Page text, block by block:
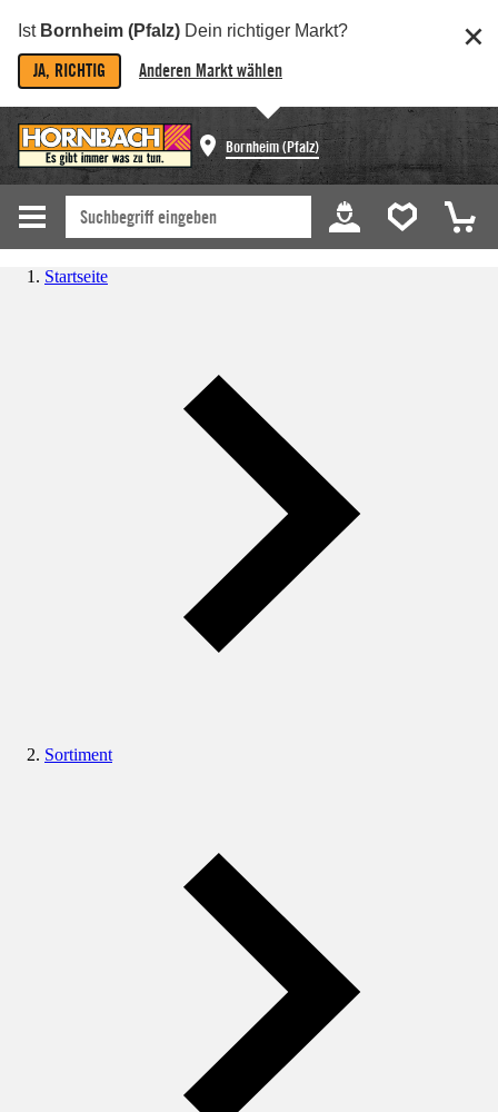
Ist Bornheim (Pfalz) Dein richtiger Markt?
JA, RICHTIG Anderen Markt wählen
Bornheim (Pfalz)
Startseite
Sortiment